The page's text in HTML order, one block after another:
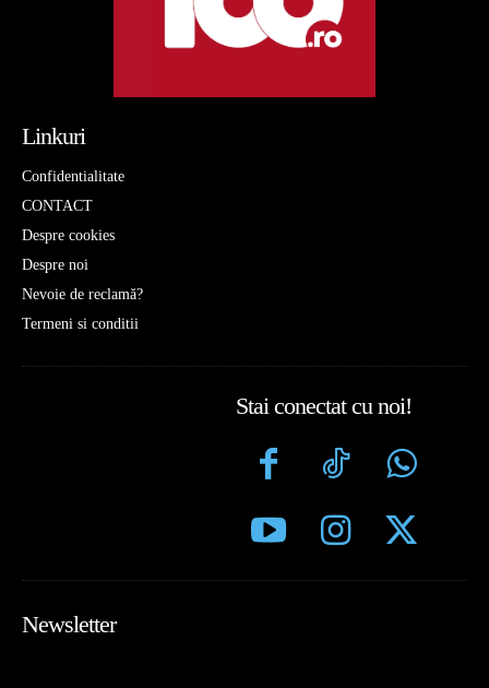
Linkuri
Confidentialitate
CONTACT
Despre cookies
Despre noi
Nevoie de reclamă?
Termeni si conditii
Stai conectat cu noi!
Newsletter